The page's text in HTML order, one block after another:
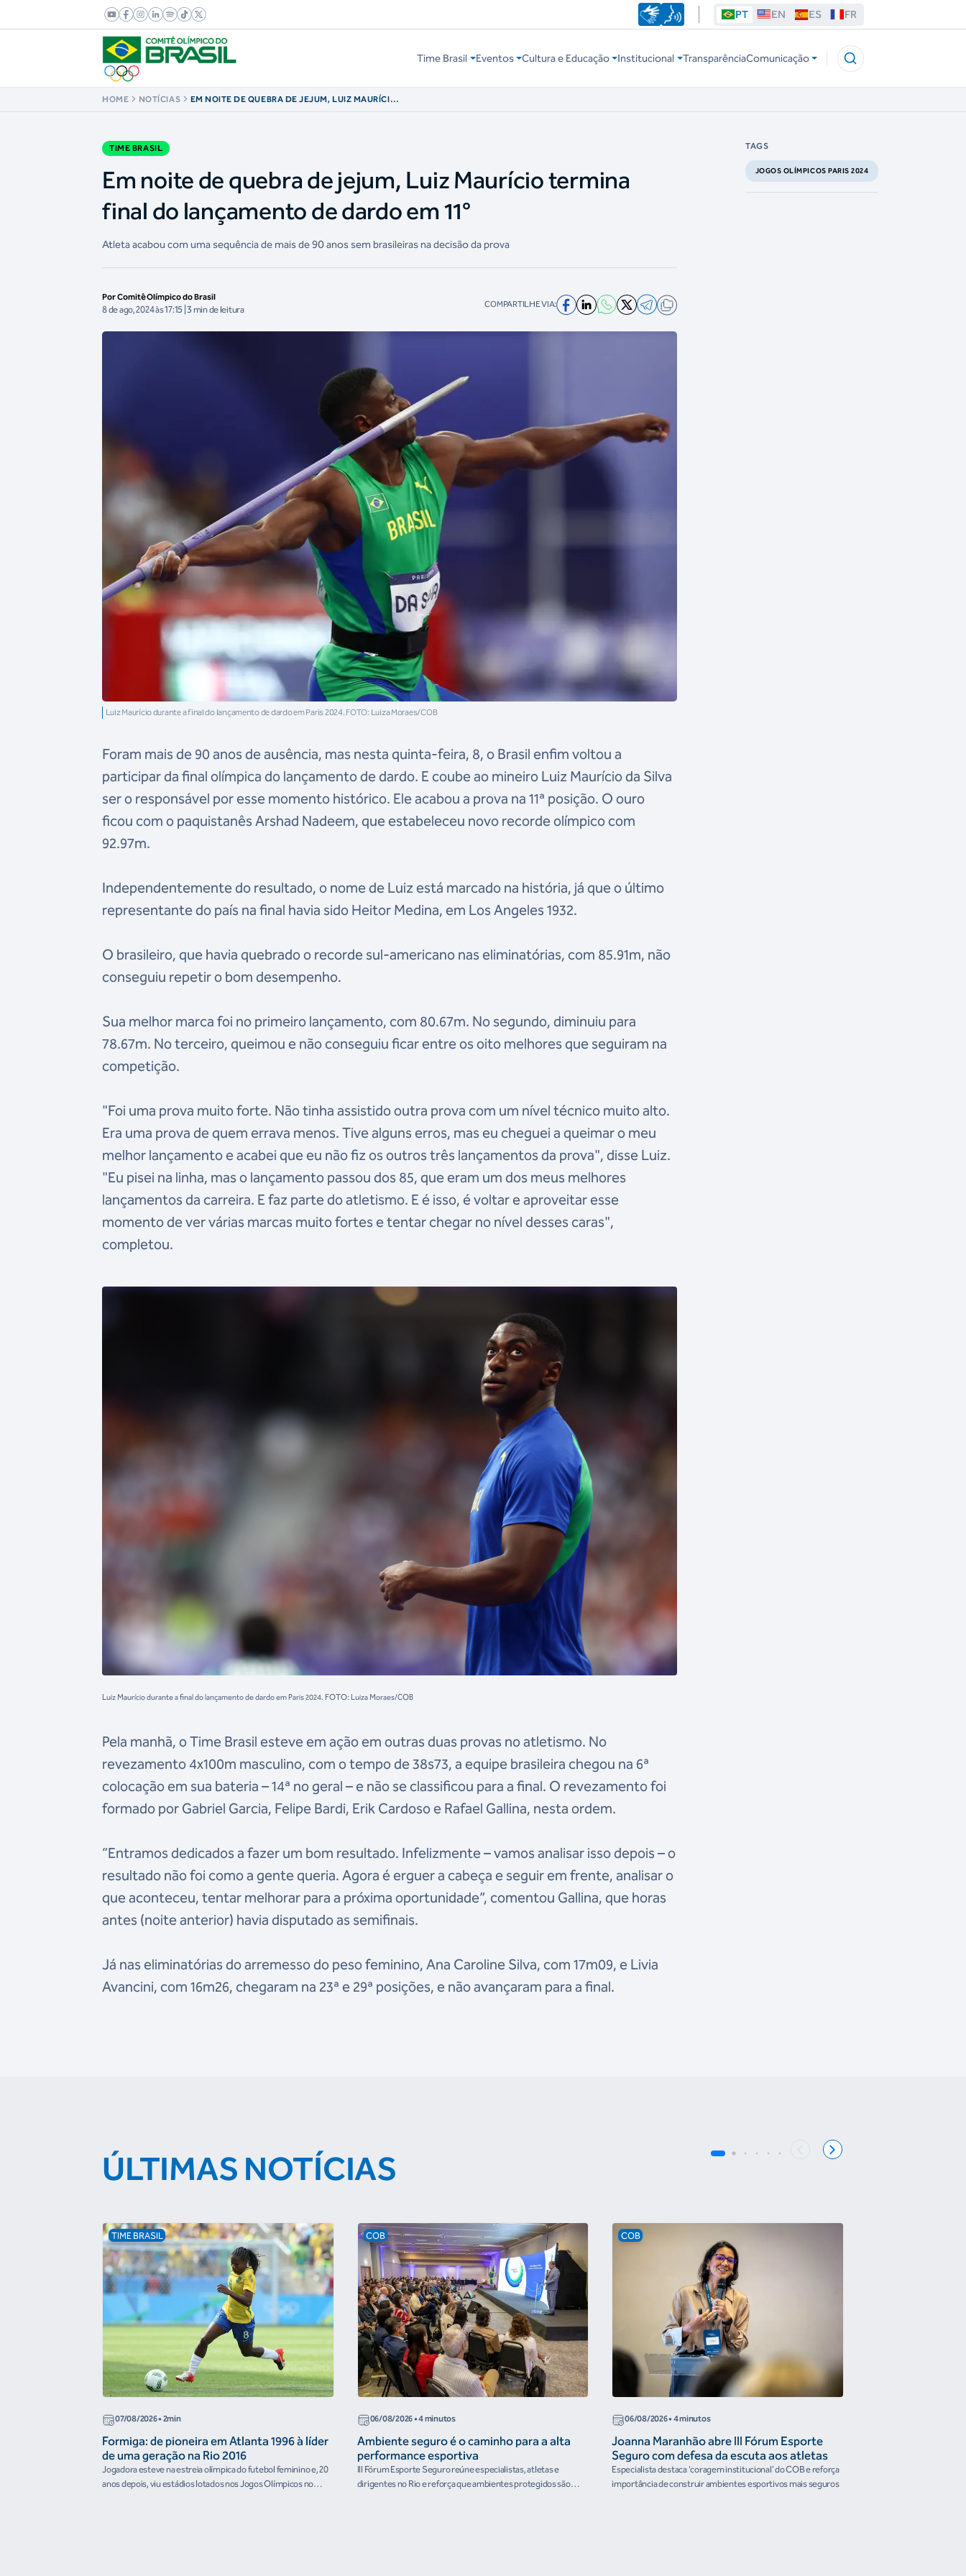
PT EN ES FR
Time Brasil Eventos Cultura e Educação Institucional TransparênciaComunicação
HOME NOTÍCIAS
EM NOITE DE QUEBRA DE JEJUM, LUIZ MAURÍCIO
TIME BRASIL
Em noite de quebra de jejum, Luiz Maurício termina
final do lançamento de dardo em 11°
Atleta acabou com uma sequência de mais de 90 anos sem brasileiras na decisão da prova
Por Comitê Olímpico do Brasil
8 de ago, 2024 às 17:15 | 3 min de leitura COMPARTILHE VIA:
Luiz Maurício durante a final do lançamento de dardo em Paris 2024. FOTO: Luiza Moraes/COB
Foram mais de 90 anos de ausência, mas nesta quinta-feira, 8, o Brasil enfim voltou a
participar da final olímpica do lançamento de dardo. E coube ao mineiro Luiz Maurício da Silva
ser o responsável por esse momento histórico. Ele acabou a prova na 11ª posição. O ouro
ficou com o paquistanês Arshad Nadeem, que estabeleceu novo recorde olímpico com
92.97m.
Independentemente do resultado, o nome de Luiz está marcado na história, já que o último
representante do país na final havia sido Heitor Medina, em Los Angeles 1932.
O brasileiro, que havia quebrado o recorde sul-americano nas eliminatórias, com 85.91m, não
conseguiu repetir o bom desempenho.
Sua melhor marca foi no primeiro lançamento, com 80.67m. No segundo, diminuiu para
78.67m. No terceiro, queimou e não conseguiu ficar entre os oito melhores que seguiram na
competição.
"Foi uma prova muito forte. Não tinha assistido outra prova com um nível técnico muito alto.
Era uma prova de quem errava menos. Tive alguns erros, mas eu cheguei a queimar o meu
melhor lançamento e acabei que eu não fiz os outros três lançamentos da prova", disse Luiz.
"Eu pisei na linha, mas o lançamento passou dos 85, que eram um dos meus melhores
lançamentos da carreira. E faz parte do atletismo. E é isso, é voltar e aproveitar esse
momento de ver várias marcas muito fortes e tentar chegar no nível desses caras",
completou.
Luiz Maurício durante a final do lançamento de dardo em Paris 2024. FOTO: Luiza Moraes/COB
Pela manhã, o Time Brasil esteve em ação em outras duas provas no atletismo. No
revezamento 4x100m masculino, com o tempo de 38s73, a equipe brasileira chegou na 6ª
colocação em sua bateria – 14ª no geral – e não se classificou para a final. O revezamento foi
formado por Gabriel Garcia, Felipe Bardi, Erik Cardoso e Rafael Gallina, nesta ordem.
“Entramos dedicados a fazer um bom resultado. Infelizmente – vamos analisar isso depois – o
resultado não foi como a gente queria. Agora é erguer a cabeça e seguir em frente, analisar o
que aconteceu, tentar melhorar para a próxima oportunidade”, comentou Gallina, que horas
antes (noite anterior) havia disputado as semifinais.
Já nas eliminatórias do arremesso do peso feminino, Ana Caroline Silva, com 17m09, e Livia
Avancini, com 16m26, chegaram na 23ª e 29ª posições, e não avançaram para a final.
TAGS
JOGOS OLÍMPICOS PARIS 2024
ÚLTIMAS NOTÍCIAS
TIME BRASIL
07/08/2026• 2min
Formiga: de pioneira em Atlanta 1996 à líder
de uma geração na Rio 2016
Jogadora esteve na estreia olímpica do futebol feminino e, 20
anos depois, viu estádios lotados nos Jogos Olímpicos no
COB
06/08/2026• 4 minutos
Ambiente seguro é o caminho para a alta
performance esportiva
III Fórum Esporte Seguro reúne especialistas, atletas e
dirigentes no Rio e reforça que ambientes protegidos são
COB
06/08/2026• 4 minutos
Joanna Maranhão abre III Fórum Esporte
Seguro com defesa da escuta aos atletas
Especialista destaca 'coragem institucional' do COB e reforça
importância de construir ambientes esportivos mais seguros